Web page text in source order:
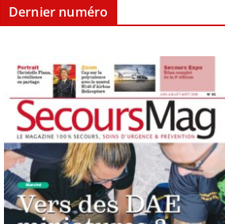
Dernier numéro